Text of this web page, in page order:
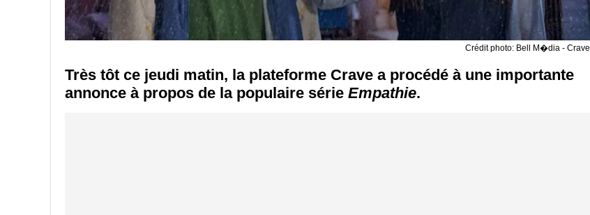
Crédit photo: Bell M�dia - Crave
Très tôt ce jeudi matin, la plateforme Crave a procédé à une importante
annonce à propos de la populaire série Empathie.